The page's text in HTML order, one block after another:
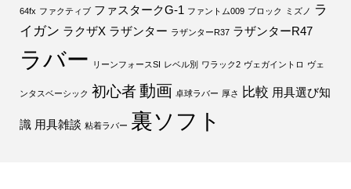
64fx ファクティブ ファスタークG-1 ファントム009 ブロック ミズノ ラ
イガン ラクザX ラザンター ラザンターR37 ラザンターR47
ラバー リーンフォースSI レベル別 ワラック2 ヴェガイントロ ヴェ
ンタスベーシック 初心者動画 卓球ラバー 厚さ 比較 用具選び知
識 用具雑談 粘着ラバー 裏ソフト